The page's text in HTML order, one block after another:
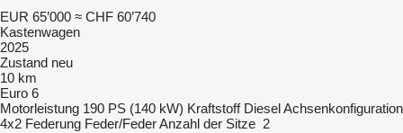
EUR 65’000 ≈ CHF 60’740
Kastenwagen
2025
Zustand neu
10 km
Euro 6
Motorleistung 190 PS (140 kW) Kraftstoff DieselAchsenkonfiguration
4x2 Federung Feder/FederAnzahl der Sitze 2